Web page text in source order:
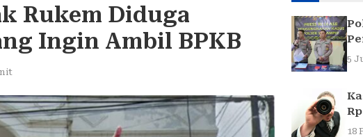
Rukem Diduga
Ingin Ambil BPKB
5
18